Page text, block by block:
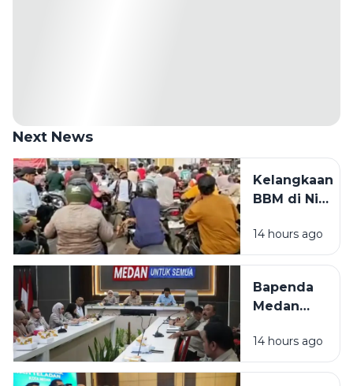
Next News
Kelangkaan
BBM di Nias
Berlanjut,
Warga Rela
Berjam-jam
di SPBU
14 hours ago
Bapenda
Medan
Tunggakan
Pajak Rp1,4
14 hours ago